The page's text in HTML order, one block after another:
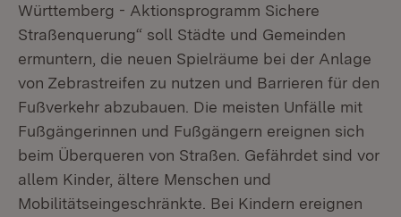
Württemberg - Aktionsprogramm Sichere
Straßenquerung“ soll Städte und Gemeinden
ermuntern, die neuen Spielräume bei der Anlage
von Zebrastreifen zu nutzen und Barrieren für den
Fußverkehr abzubauen. Die meisten Unfälle mit
Fußgängerinnen und Fußgängern ereignen sich
beim Überqueren von Straßen. Gefährdet sind vor
allem Kinder, ältere Menschen und
Mobilitätseingeschränkte. Bei Kindern ereignen